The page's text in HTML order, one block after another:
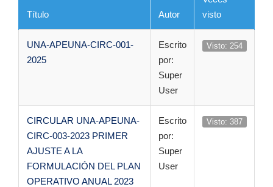
Título Autor
visto
UNA-APEUNA-CIRC-001-
2025
Escrito
por:
Super
User
Visto: 254
CIRCULAR UNA-APEUNA-
CIRC-003-2023 PRIMER
AJUSTE A LA
FORMULACIÓN DEL PLAN
OPERATIVO ANUAL 2023
Escrito
por:
Super
User
Visto: 387